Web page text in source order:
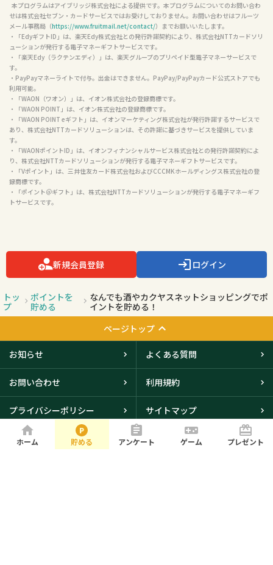
ホーム 貯める アンケート ゲーム プレゼント
せは株式会社セブン・カードサービスではお受けしておりません。お問い合わせはフルーツ
メール事務局（https://www.fruitmail.net/contact/）までお願いいたします。
・「EdyギフトID」は、楽天Edy株式会社との発行許諾契約により、株式会社NTTカードソリ
ューションが発行する電子マネーギフトサービスです。
・「楽天Edy（ラクテンエディ）」は、楽天グループのプリペイド型電子マネーサービスで
す。
・PayPayマネーライトで付与。出金はできません。PayPay/PayPayカード公式ストアでも
利用可能。
・「WAON（ワオン）」は、イオン株式会社の登録商標です。
・「WAON POINT」は、イオン株式会社の登録商標です。
・「WAON POINT eギフト」は、イオンマーケティング株式会社が発行許諾するサービスで
あり、株式会社NTTカードソリューションは、その許諾に基づきサービスを提供していま
す。
・「WAONポイントID」は、イオンフィナンシャルサービス株式会社との発行許諾契約によ
り、株式会社NTTカードソリューションが発行する電子マネーギフトサービスです。
・「Vポイント」は、三井住友カード株式会社およびCCCMKホールディングス株式会社の登
録商標です。
・「ポイント＠ギフト」は、株式会社NTTカードソリューションが発行する電子マネーギフ
トサービスです。
新規会員登録 ログイン
トッ
プ
ポイントを
貯める
なんでも酒やカクヤスネットショッピングでポ
イントを貯める！
ページトップ
お知らせ よくある質問
お問い合わせ 利用規約
プライバシーポリシー サイトマップ
会社概要